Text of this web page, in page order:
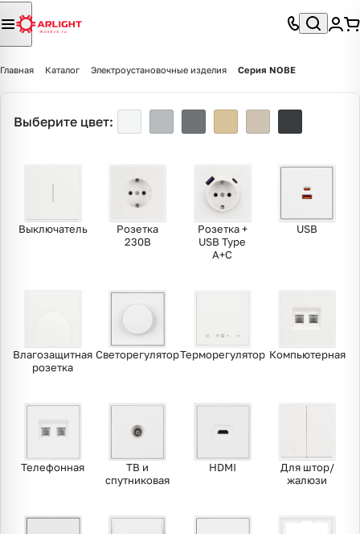
Главная Каталог Электроустановочные изделия Серия NOBE
Выберите цвет:
Выключатель
Розетка
230В
Розетка +
USB Type
A+С
USB
Влагозащитная
розетка
СветорегуляторТерморегулятор Компьютерная
Телефонная
ТВ и
спутниковая
HDMI
Для штор/
жалюзи